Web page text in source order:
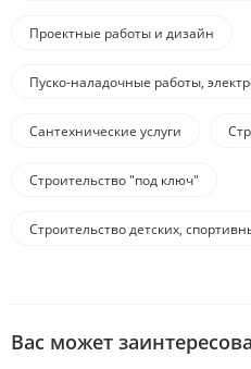
Проектные работы и дизайн
Пуско-наладочные работы,
Сантехнические услуги
Строительство "под ключ"
Строительство детских,
Вас может